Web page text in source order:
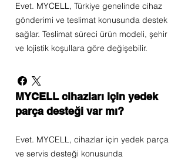
Evet. MYCELL, Türkiye genelinde cihaz
gönderimi ve teslimat konusunda destek
sağlar. Teslimat süreci ürün modeli, şehir
ve lojistik koşullara göre değişebilir.
MYCELL cihazları için yedek
parça desteği var mı?
Evet. MYCELL, cihazlar için yedek parça
ve servis desteği konusunda